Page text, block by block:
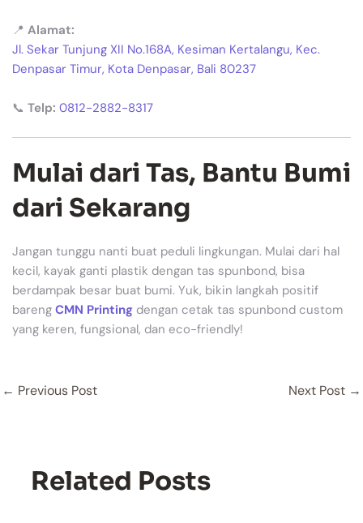
📍 Alamat:
Jl. Sekar Tunjung XII No.168A, Kesiman Kertalangu, Kec.
Denpasar Timur, Kota Denpasar, Bali 80237
📞 Telp: 0812-2882-8317
Mulai dari Tas, Bantu Bumi
dari Sekarang
Jangan tunggu nanti buat peduli lingkungan. Mulai dari hal
kecil, kayak ganti plastik dengan tas spunbond, bisa
berdampak besar buat bumi. Yuk, bikin langkah positif
bareng CMN Printing dengan cetak tas spunbond custom
yang keren, fungsional, dan eco-friendly!
← Previous Post Next Post →
Related Posts